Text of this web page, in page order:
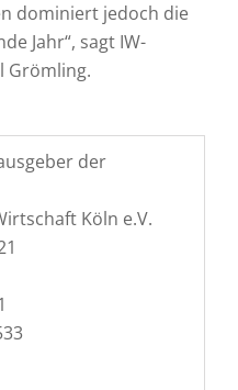
dominiert jedoch die
Jahr“, sagt IW-
Grömling.
der
Köln e.V.